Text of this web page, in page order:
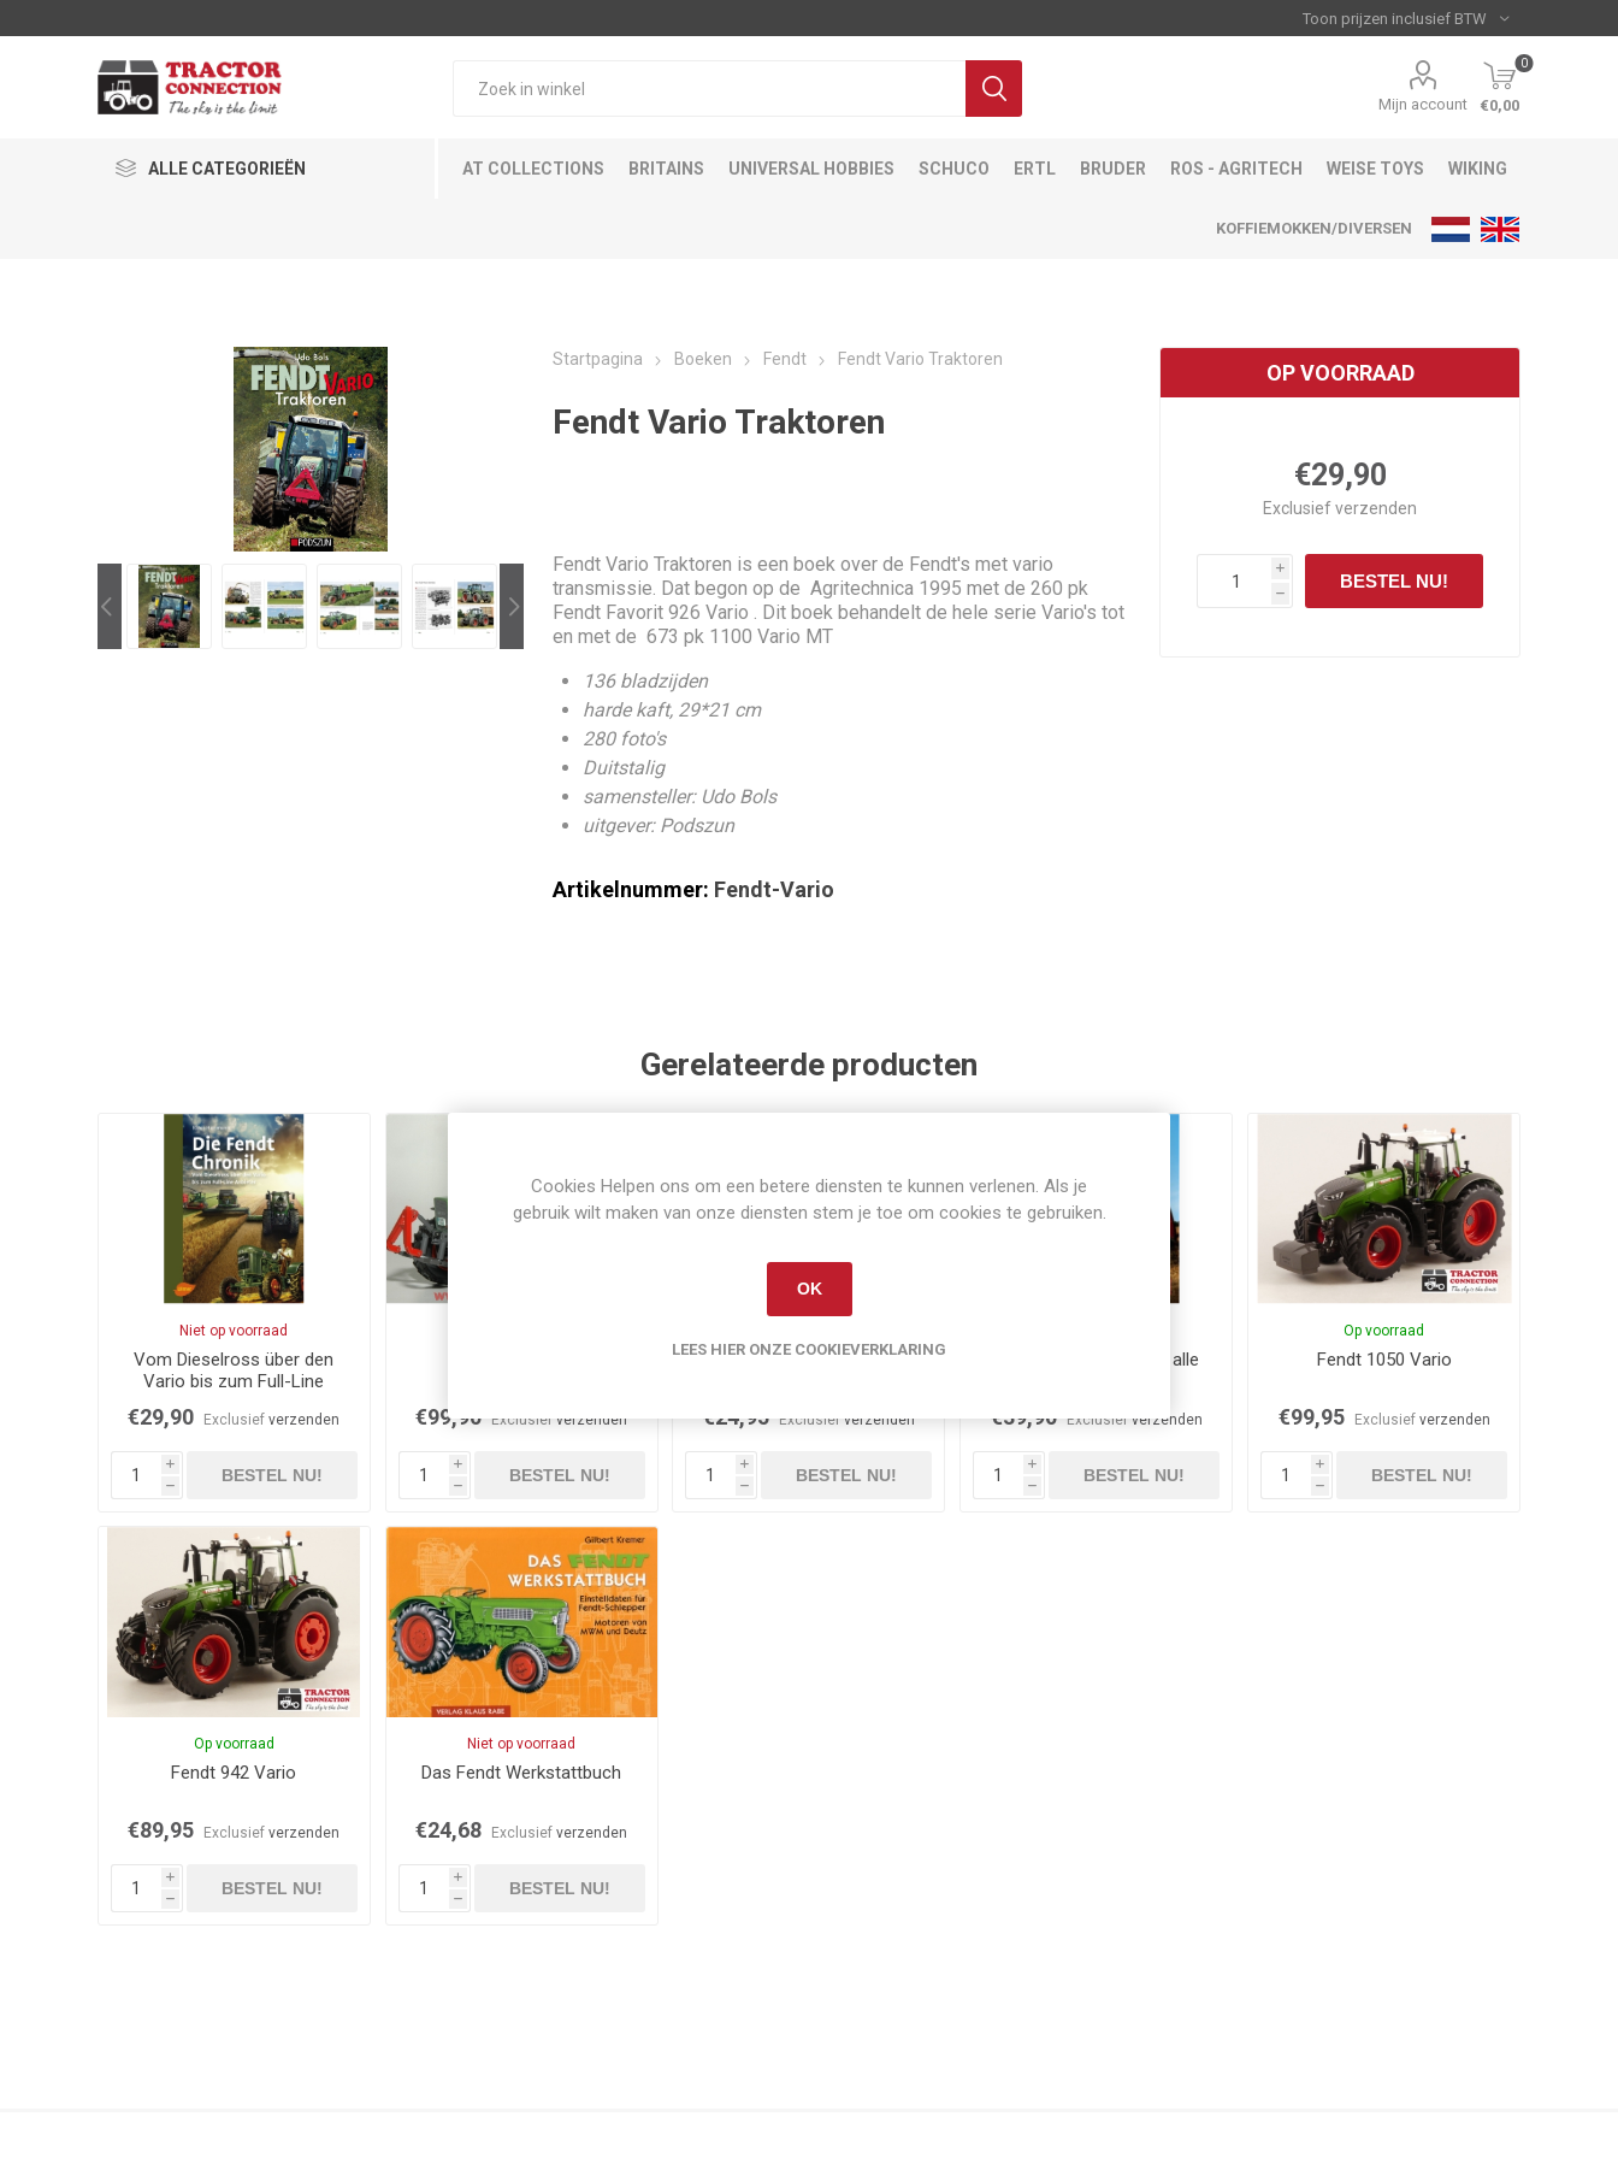
Mijn account
0
€0,00
ALLE CATEGORIEËN AT COLLECTIONS BRITAINS UNIVERSAL HOBBIES SCHUCO ERTL BRUDER ROS - AGRITECH WEISE TOYS WIKING
KOFFIEMOKKEN/DIVERSEN
Startpagina Boeken Fendt Fendt Vario Traktoren
Fendt Vario Traktoren
Fendt Vario Traktoren is een boek over de Fendt's met vario
transmissie. Dat begon op de Agritechnica 1995 met de 260 pk
Fendt Favorit 926 Vario . Dit boek behandelt de hele serie Vario's tot
en met de 673 pk 1100 Vario MT
136 bladzijden
harde kaft, 29*21 cm
280 foto's
Duitstalig
samensteller: Udo Bols
uitgever: Podszun
Artikelnummer: Fendt-Vario
OP VOORRAAD
€29,90
Exclusiefverzenden
i
h
BESTEL NU!
Gerelateerde producten
Niet op voorraad
Vom Dieselross über den
Vario bis zum Full-Line
€29,90 Exclusiefverzenden
i
h
BESTEL NU!
€99,90 Exclusiefverzenden
i
h
BESTEL NU!
Fendt Prospekte 1935-1980
€24,95 Exclusiefverzenden
i
h
BESTEL NU!
Fendt - Alle Traktoren, alle
€39,90 Exclusiefverzenden
i
h
BESTEL NU!
Op voorraad
Fendt 1050 Vario
€99,95 Exclusief verzenden
i
h
BESTEL NU!
Op voorraad
Fendt 942 Vario
€89,95 Exclusiefverzenden
i
h
BESTEL NU!
Niet op voorraad
Das Fendt Werkstattbuch
€24,68 Exclusiefverzenden
i
h
BESTEL NU!
Cookies Helpen ons om een betere diensten te kunnen verlenen. Als je
gebruik wilt maken van onze diensten stem je toe om cookies te gebruiken.
OK
LEES HIER ONZE COOKIEVERKLARING